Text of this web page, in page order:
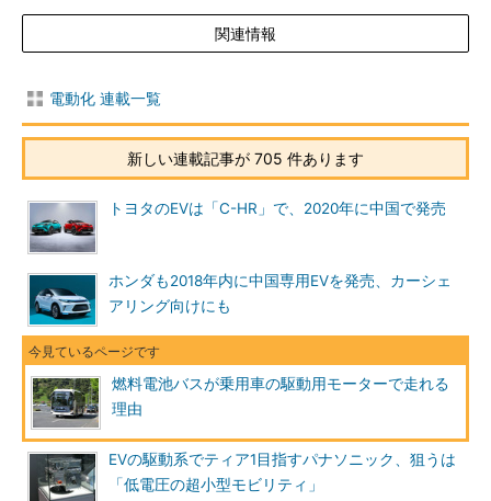
関連情報
電動化 連載一覧
新しい連載記事が 705 件あります
トヨタのEVは「C-HR」で、2020年に中国で発売
ホンダも2018年内に中国専用EVを発売、カーシェ
アリング向けにも
燃料電池バスが乗用車の駆動用モーターで走れる
理由
EVの駆動系でティア1目指すパナソニック、狙うは
「低電圧の超小型モビリティ」